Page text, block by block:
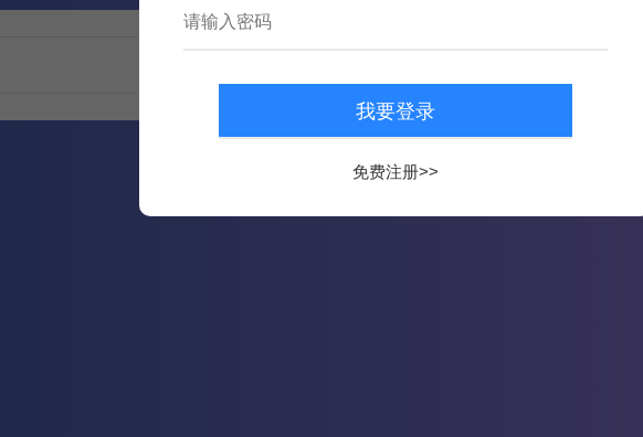
免费注册>>